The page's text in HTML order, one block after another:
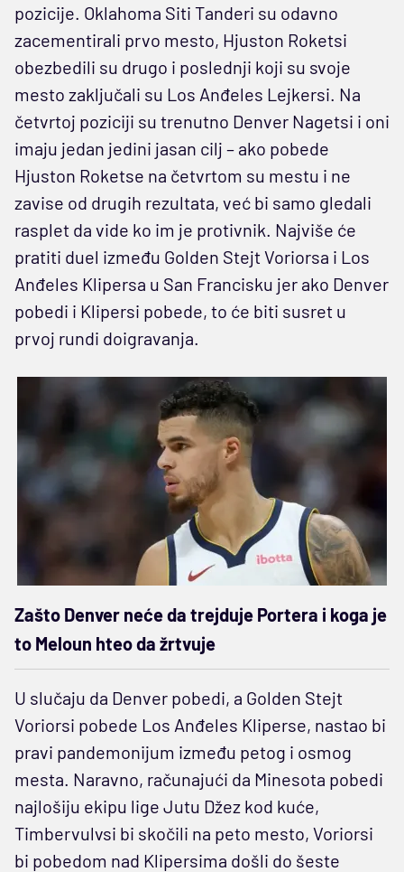
pozicije. Oklahoma Siti Tanderi su odavno
zacementirali prvo mesto, Hjuston Roketsi
obezbedili su drugo i poslednji koji su svoje
mesto zaključali su Los Anđeles Lejkersi. Na
četvrtoj poziciji su trenutno Denver Nagetsi i oni
imaju jedan jedini jasan cilj – ako pobede
Hjuston Roketse na četvrtom su mestu i ne
zavise od drugih rezultata, već bi samo gledali
rasplet da vide ko im je protivnik. Najviše će
pratiti duel između Golden Stejt Voriorsa i Los
Anđeles Klipersa u San Francisku jer ako Denver
pobedi i Klipersi pobede, to će biti susret u
prvoj rundi doigravanja.
Zašto Denver neće da trejduje Portera i koga je
to Meloun hteo da žrtvuje
U slučaju da Denver pobedi, a Golden Stejt
Voriorsi pobede Los Anđeles Kliperse, nastao bi
pravi pandemonijum između petog i osmog
mesta. Naravno, računajući da Minesota pobedi
najlošiju ekipu lige Jutu Džez kod kuće,
Timbervulvsi bi skočili na peto mesto, Voriorsi
bi pobedom nad Klipersima došli do šeste